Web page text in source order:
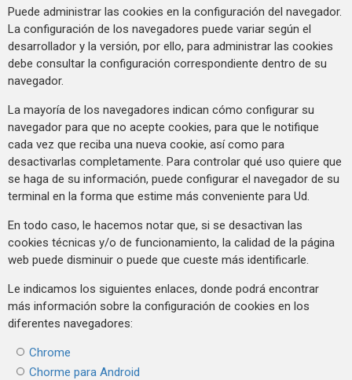
Puede administrar las cookies en la configuración del navegador.
La configuración de los navegadores puede variar según el
desarrollador y la versión, por ello, para administrar las cookies
debe consultar la configuración correspondiente dentro de su
navegador.
La mayoría de los navegadores indican cómo configurar su
navegador para que no acepte cookies, para que le notifique
cada vez que reciba una nueva cookie, así como para
desactivarlas completamente. Para controlar qué uso quiere que
se haga de su información, puede configurar el navegador de su
terminal en la forma que estime más conveniente para Ud.
En todo caso, le hacemos notar que, si se desactivan las
cookies técnicas y/o de funcionamiento, la calidad de la página
web puede disminuir o puede que cueste más identificarle.
Le indicamos los siguientes enlaces, donde podrá encontrar
más información sobre la configuración de cookies en los
diferentes navegadores:
Chrome
Chorme para Android